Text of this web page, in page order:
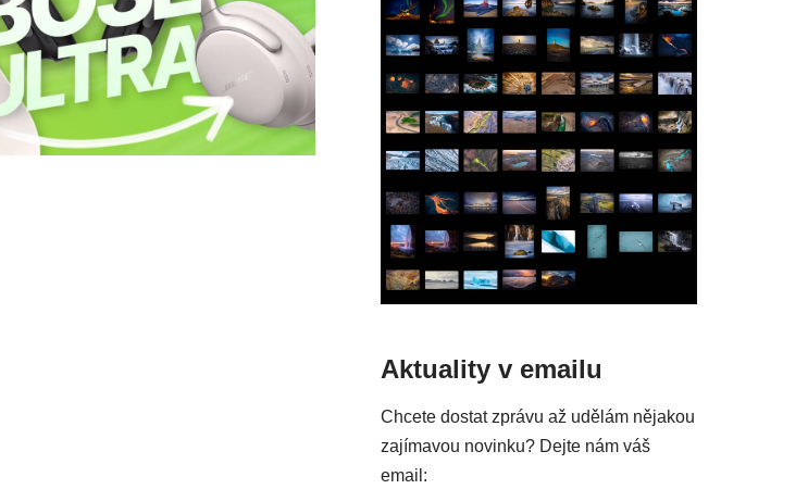
Aktuality v emailu
Chcete dostat zprávu až udělám nějakou
zajímavou novinku? Dejte nám váš
email: